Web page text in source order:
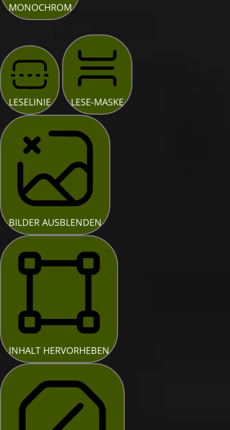
MONOCHROM
LESELINIE LESE-MASKE
BILDER AUSBLENDEN
INHALT HERVORHEBEN